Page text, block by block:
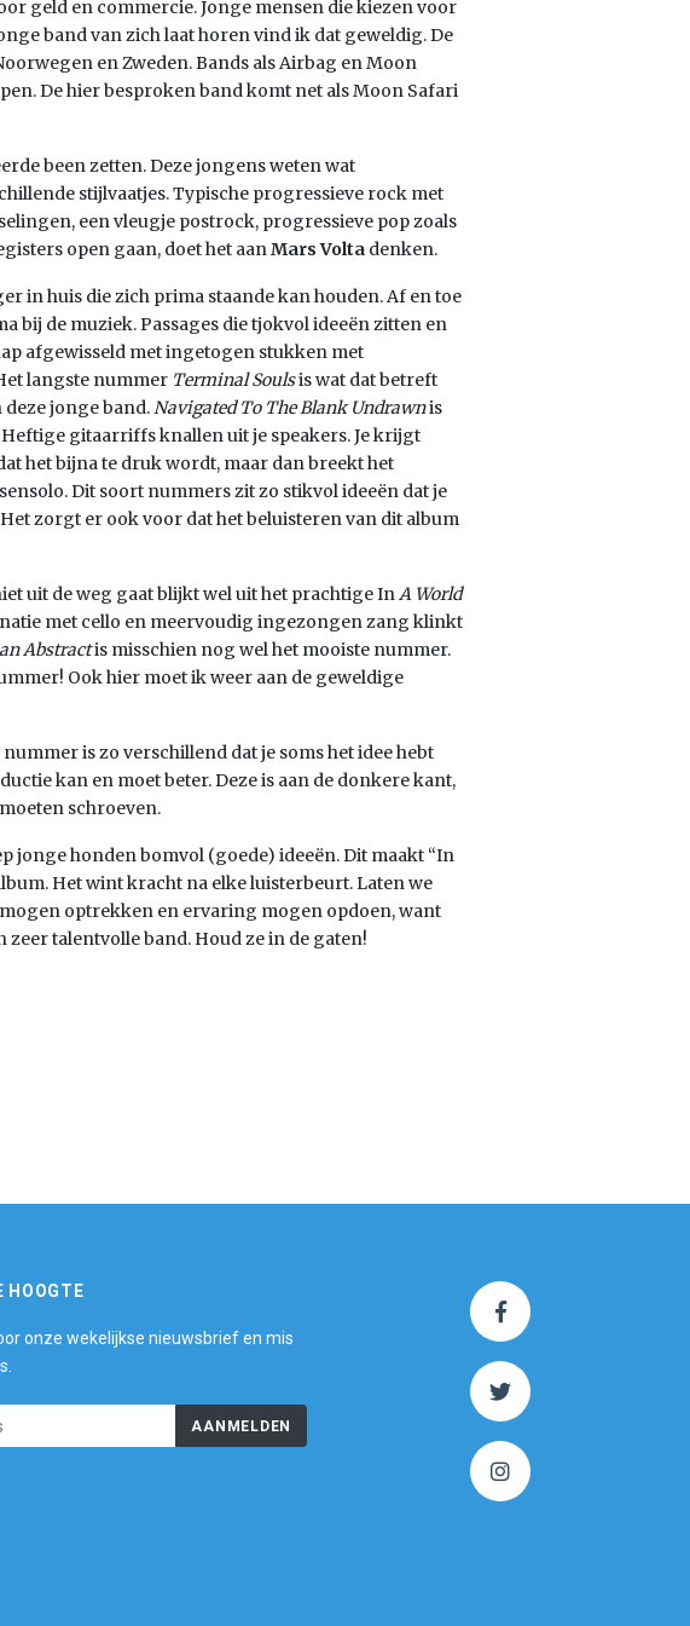
geld en commercie. Jonge mensen die kiezen voor
band van zich laat horen vind ik dat geweldig. De
en Zweden. Bands als Airbag en Moon
De hier besproken band komt net als Moon Safari
been zetten. Deze jongens weten wat
stijlvaatjes. Typische progressieve rock met
een vleugje postrock, progressieve pop zoals
open gaan, doet het aanMars Volta denken.
in huis die zich prima staande kan houden. Af en toe
bij de muziek. Passages die tjokvol ideeën zitten en
afgewisseld met ingetogen stukken met
langste nummer Terminal Soulsis wat dat betreft
jonge band.Navigated To The Blank Undrawnis
gitaarriffs knallen uit je speakers. Je krijgt
het bijna te druk wordt, maar dan breekt het
Dit soort nummers zit zo stikvol ideeën dat je
zorgt er ook voor dat het beluisteren van dit album
uit de weg gaat blijkt wel uit het prachtige InA World
met cello en meervoudig ingezongen zang klinkt
Abstractis misschien nog wel het mooiste nummer.
Ook hier moet ik weer aan de geweldige
is zo verschillend dat je soms het idee hebt
kan en moet beter. Deze is aan de donkere kant,
schroeven.
jonge honden bomvol (goede) ideeën. Dit maakt “In
Het wint kracht na elke luisterbeurt. Laten we
optrekken en ervaring mogen opdoen, want
talentvolle band. Houd ze in de gaten!
HOOGTE
onze wekelijkse nieuwsbrief en mis
AANMELDEN